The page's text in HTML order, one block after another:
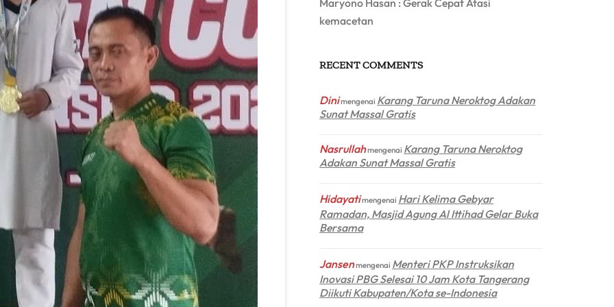
kemacetan
RECENT COMMENTS
Dinimengenai Karang Taruna Neroktog Adakan
Sunat Massal Gratis
Nasrullahmengenai Karang Taruna Neroktog
Adakan Sunat Massal Gratis
Hidayatimengenai Hari Kelima Gebyar
Ramadan, Masjid Agung Al Ittihad Gelar Buka
Bersama
Jansenmengenai Menteri PKP Instruksikan
Inovasi PBG Selesai 10 Jam Kota Tangerang
Diikuti Kabupaten/Kota se-Indonesia